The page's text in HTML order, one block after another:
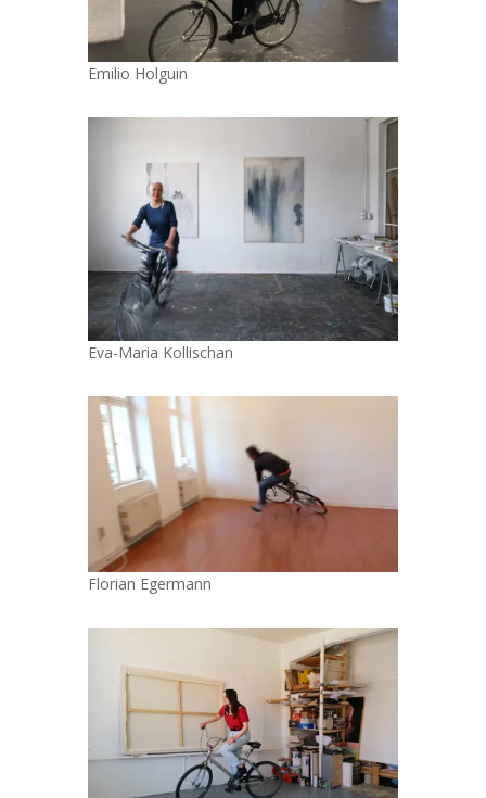
Emilio Holguin
Eva-Maria Kollischan
Florian Egermann